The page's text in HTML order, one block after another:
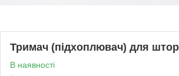
Тримач (підхоплювач) для
В наявності